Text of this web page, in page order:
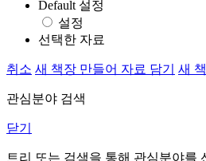
Default 설정
설정
선택한 자료
취소 새 책장 만들어 자료 담기 새
관심분야 검색
닫기
트리 또는 검색을 통해 관심분야를